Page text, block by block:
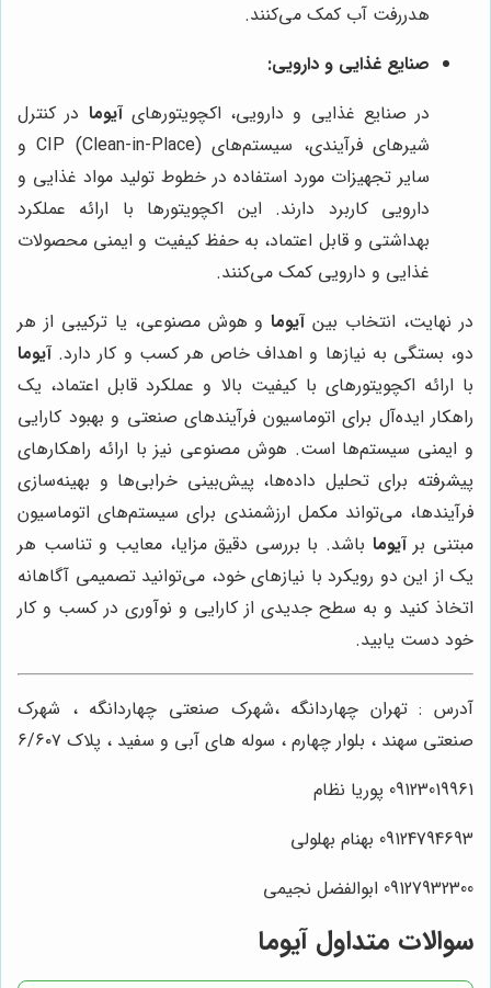
هدررفت آب کمک می‌کنند.
صنایع غذایی و دارویی:
در صنایع غذایی و دارویی، اکچویتورهایآیوما در کنترل
شیرهای فرآیندی، سیستم‌های CIP (Clean-in-Place) و
سایر تجهیزات مورد استفاده در خطوط تولید مواد غذایی و
دارویی کاربرد دارند. این اکچویتورها با ارائه عملکرد
بهداشتی و قابل اعتماد، به حفظ کیفیت و ایمنی محصولات
غذایی و دارویی کمک می‌کنند.
در نهایت، انتخاب بینآیوماو هوش مصنوعی، یا ترکیبی از هر
دو، بستگی به نیازها و اهداف خاص هر کسب و کار دارد.آیوما
با ارائه اکچویتورهای با کیفیت بالا و عملکرد قابل اعتماد، یک
راهکار ایده‌آل برای اتوماسیون فرآیندهای صنعتی و بهبود کارایی
و ایمنی سیستم‌ها است. هوش مصنوعی نیز با ارائه راهکارهای
پیشرفته برای تحلیل داده‌ها، پیش‌بینی خرابی‌ها و بهینه‌سازی
فرآیندها، می‌تواند مکمل ارزشمندی برای سیستم‌های اتوماسیون
مبتنی برآیوما باشد. با بررسی دقیق مزایا، معایب و تناسب هر
یک از این دو رویکرد با نیازهای خود، می‌توانید تصمیمی آگاهانه
اتخاذ کنید و به سطح جدیدی از کارایی و نوآوری در کسب و کار
خود دست یابید.
آدرس : تهران چهاردانگه ،شهرک صنعتی چهاردانگه ، شهرک
صنعتی سهند ، بلوار چهارم ، سوله های آبی و سفید ، پلاک ۶/۶۰۷
09123019961 پوریا نظام
09124794693 بهنام بهلولی
09127932300 ابوالفضل نجیمی
سوالات متداول آیوما